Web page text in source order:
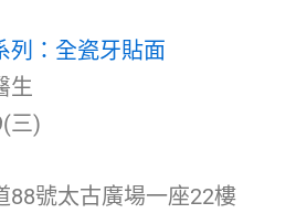
列：全瓷牙貼面
生
三)
88號太古廣場一座22樓